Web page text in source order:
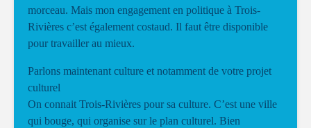
morceau. Mais mon engagement en politique à Trois-
Rivières c’est également costaud. Il faut être disponible
pour travailler au mieux.
Parlons maintenant culture et notamment de votre projet
culturel
On connait Trois-Rivières pour sa culture. C’est une ville
qui bouge, qui organise sur le plan culturel. Bien